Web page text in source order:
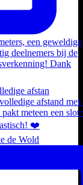
afstan
de Wold